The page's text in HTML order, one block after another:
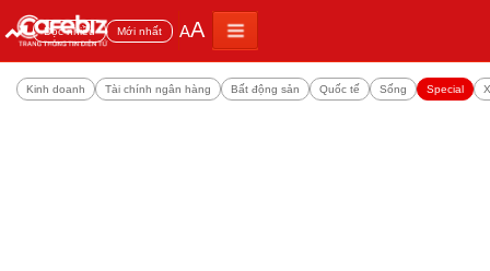
Đọc nhiều Mới nhất AA
Kinh doanh Tài chính ngân hàng Bất động sản Quốc tế Sống Special